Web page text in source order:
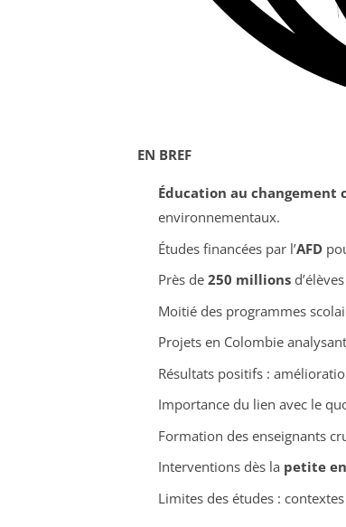
EN BREF
Éducation au changement
environnementaux.
Études financées par l’AFD
Près de 250 millions
Moitié des programmes
Projets en Colombie analysant
Résultats positifs :
Importance du lien avec le
Formation des enseignants
Interventions dès la petite
Limites des études :